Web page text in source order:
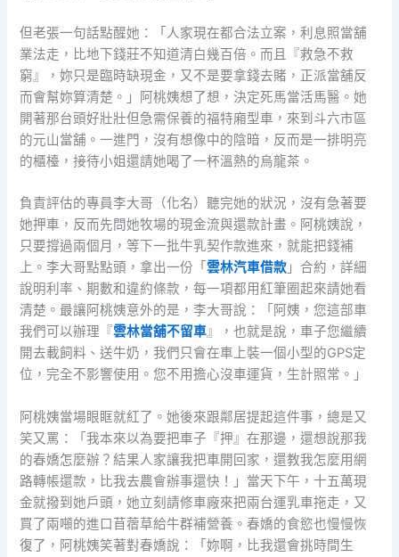
但老張一句話點醒她：「人家現在都合法立案，利息照當舖
業法走，比地下錢莊不知道清白幾百倍。而且『救急不救
窮』，妳只是臨時缺現金，又不是要拿錢去賭，正派當舖反
而會幫妳算清楚。」阿桃姨想了想，決定死馬當活馬醫。她
開著那台頭好壯壯但急需保養的福特廂型車，來到斗六市區
的元山當舖。一進門，沒有想像中的陰暗，反而是一排明亮
的櫃檯，接待小姐還請她喝了一杯溫熱的烏龍茶。
負責評估的專員李大哥（化名）聽完她的狀況，沒有急著要
她押車，反而先問她牧場的現金流與還款計畫。阿桃姨說，
只要撐過兩個月，等下一批牛乳契作款進來，就能把錢補
上。李大哥點點頭，拿出一份「雲林汽車借款 」合約，詳細
說明利率、期數和違約條款，每一項都用紅筆圈起來請她看
清楚。最讓阿桃姨意外的是，李大哥說：「阿姨，您這部車
我們可以辦理『雲林當舖不留車』，也就是說，車子您繼續
開去載飼料、送牛奶，我們只會在車上裝一個小型的GPS定
位，完全不影響使用。您不用擔心沒車運貨，生計照常。」
阿桃姨當場眼眶就紅了。她後來跟鄰居提起這件事，總是又
笑又罵：「我本來以為要把車子『押』在那邊，還想說那我
的春嬌怎麼辦？結果人家讓我把車開回家，還教我怎麼用網
路轉帳還款，比我去農會辦事還快！」當天下午，十五萬現
金就撥到她戶頭，她立刻請修車廠來把兩台運乳車拖走，又
買了兩噸的進口苜蓿草給牛群補營養。春嬌的食慾也慢慢恢
復了，阿桃姨笑著對春嬌說：「妳啊，比我還會挑時間生